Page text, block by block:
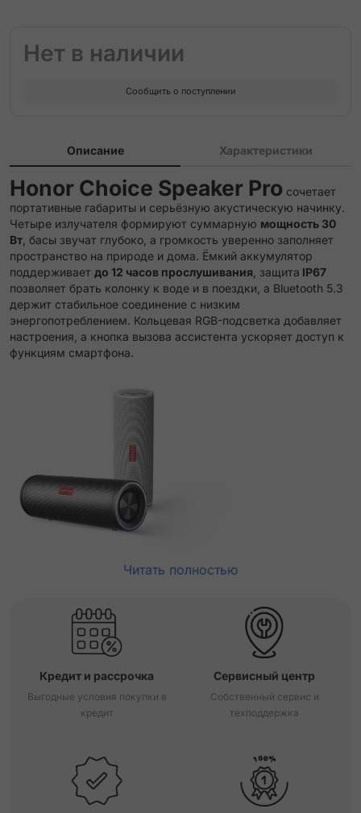
Нет в наличии
Сообщить о поступлении
Описание Характеристики
Honor Choice Speaker Pro сочетает
портативные габариты и серьёзную акустическую начинку.
Четыре излучателя формируют суммарную мощность 30
Вт , басы звучат глубоко, а громкость уверенно заполняет
пространство на природе и дома. Ёмкий аккумулятор
поддерживает до 12 часов прослушивания , защита IP67
позволяет брать колонку к воде и в поездки, а Bluetooth 5.3
держит стабильное соединение с низким
энергопотреблением. Кольцевая RGB-подсветка добавляет
настроения, а кнопка вызова ассистента ускоряет доступ к
функциям смартфона.
Читать полностью
Кредит и рассрочка
Выгодные условия покупки в
кредит
Сервисный центр
Собственный сервис и
техподдержка